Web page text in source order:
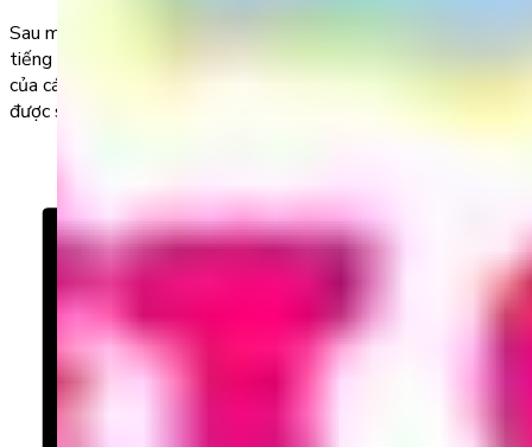
Sau một thời gian phát động cuộc thi “Bố ơi mình cùng học
tiếng Anh đi!”, Ban Tổ chức đã nhận được rất nhiều bài dự thi
của các phụ huynh & bé. Với sự tham gia nhiệt tình đã nói lên
được sức ảnh hưởng và lan tỏa của cuộc thi. Không chỉ số […]